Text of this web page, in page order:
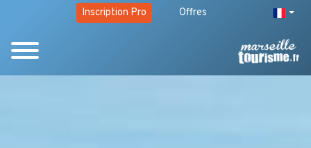
Inscription Pro Offres